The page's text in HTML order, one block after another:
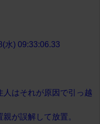
水) 09:33:06.33
はそれが原因で引っ越
が誤解して放置。